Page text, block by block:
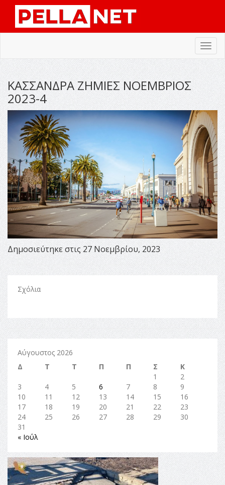
ΚΑΣΣΑΝΔΡΑ ΖΗΜΙΕΣ ΝΟΕΜΒΡΙΟΣ
2023-4
Δημοσιεύτηκε στις 27 Νοεμβρίου, 2023
Σχόλια
Αύγουστος 2026
Δ
Τ Τ Π Π Σ
Κ
1
2
3
4 5 6 7 8
9
10
11 12 13 14 15
16
17
18 19 20 21 22
23
24
25 26 27 28 29
30
31
« Ιούλ